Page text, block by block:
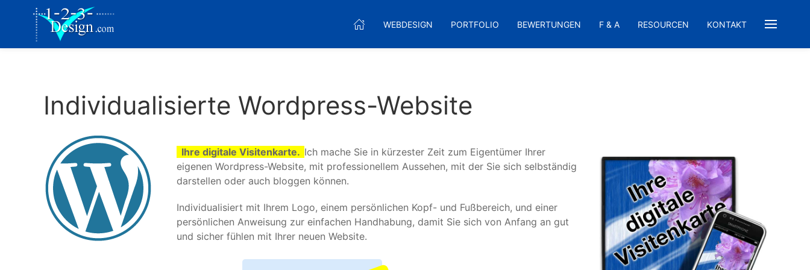
WEBDESIGN PORTFOLIO BEWERTUNGEN F & A RESOURCEN KONTAKT
Individualisierte Wordpress-Website
Ihre digitale Visitenkarte. Ich mache Sie in kürzester Zeit zum Eigentümer Ihrer
eigenen Wordpress-Website, mit professionellem Aussehen, mit der Sie sich selbständig
darstellen oder auch bloggen können.
Individualisiert mit Ihrem Logo, einem persönlichen Kopf- und Fußbereich, und einer
persönlichen Anweisung zur einfachen Handhabung, damit Sie sich von Anfang an gut
und sicher fühlen mit Ihrer neuen Website.